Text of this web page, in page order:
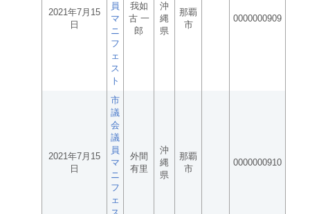
2021年7月15
日
員
マ
ニ
フ
ェ
ス
ト
我如
古 一
郎
沖
縄
県
那覇
市
0000000909
2021年7月15
日
市
議
会
議
員
マ
ニ
フ
ェ
外間
有里
沖
縄
県
那覇
市
0000000910